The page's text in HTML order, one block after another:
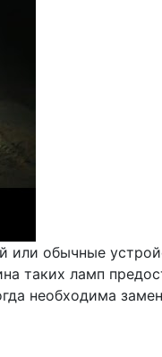
обычные
таких ламп
необходима